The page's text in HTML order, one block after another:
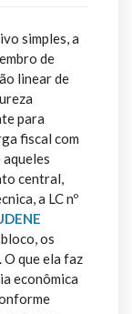
simples, a
de
linear de
para
fiscal com
central,
a LC nº
os
que ela faz
econômica